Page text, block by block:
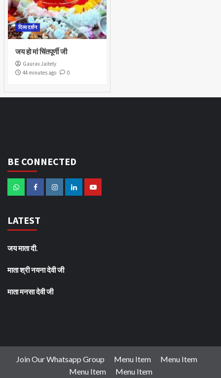
दिव्य दर्शन
जय हो मां चिंतपूर्णी जी
Gaurav Jaitely
44 minutes ago
0
BE CONNECTED
LATEST
जय माता दी.
माता श्री नयना देवी जी
माता मनसा देवी जी
Join Our Whatsapp Group Menu Item
Menu Item
Menu Item
Menu Item